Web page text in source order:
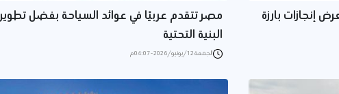
إنجازات بارزة
مصر تتقدم عربيًا في عوائد السياحة بفضل تطوير
البنية التحتية
الجمعة 12/يونيو/2026 - 04:07 م